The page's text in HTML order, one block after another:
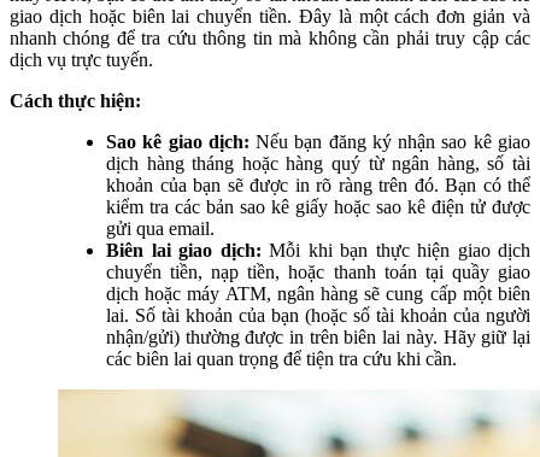
giao dịch hoặc biên lai chuyển tiền. Đây là một cách đơn giản và
nhanh chóng để tra cứu thông tin mà không cần phải truy cập các
dịch vụ trực tuyến.
Cách thực hiện:
Sao kê giao dịch:Nếu bạn đăng ký nhận sao kê giao
dịch hàng tháng hoặc hàng quý từ ngân hàng, số tài
khoản của bạn sẽ được in rõ ràng trên đó. Bạn có thể
kiểm tra các bản sao kê giấy hoặc sao kê điện tử được
gửi qua email.
Biên lai giao dịch: Mỗi khi bạn thực hiện giao dịch
chuyển tiền, nạp tiền, hoặc thanh toán tại quầy giao
dịch hoặc máy ATM, ngân hàng sẽ cung cấp một biên
lai. Số tài khoản của bạn (hoặc số tài khoản của người
nhận/gửi) thường được in trên biên lai này. Hãy giữ lại
các biên lai quan trọng để tiện tra cứu khi cần.